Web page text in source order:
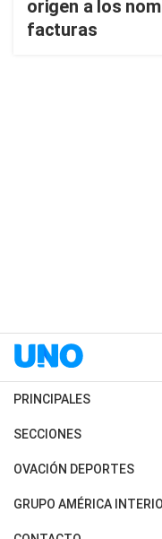
origen a los
facturas
PRINCIPALES
Últimas Noticias
Política
SECCIONES
Horóscopo
Motores
OVACIÓN DEPORTES
Fútbol
Mundial
GRUPO AMÉRICA